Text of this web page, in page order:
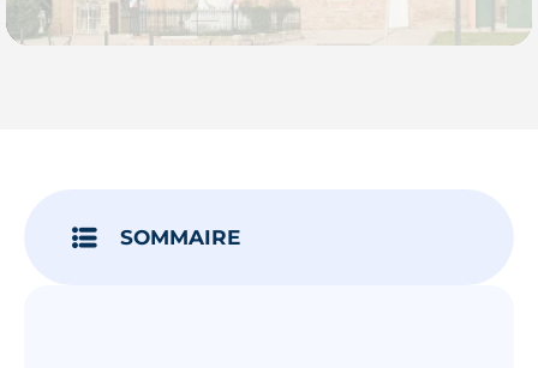
SOMMAIRE